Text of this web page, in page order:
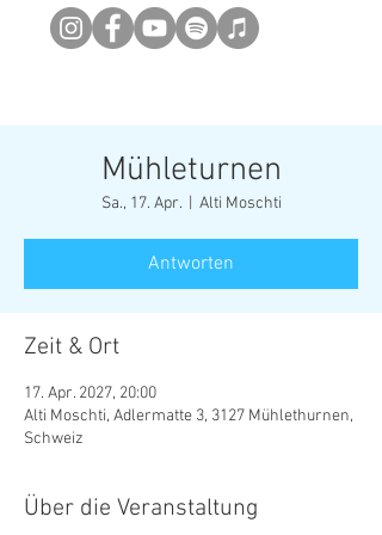
Mühleturnen
Sa., 17. Apr.
  |
Alti Moschti
Antworten
Zeit & Ort
17. Apr. 2027, 20:00
Alti Moschti, Adlermatte 3, 3127 Mühlethurnen,
Schweiz
Über die Veranstaltung